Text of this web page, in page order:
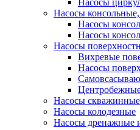
Насосы
Насосы
Насосы
Насосы
Насосы
Вихревые
Насосы
Насосы скважинные
Насосы колодезные
Насосы дренажные